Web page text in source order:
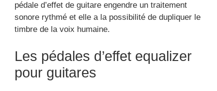
pédale d’effet de guitare engendre un traitement
sonore rythmé et elle a la possibilité de dupliquer le
timbre de la voix humaine.
Les pédales d’effet equalizer
pour guitares